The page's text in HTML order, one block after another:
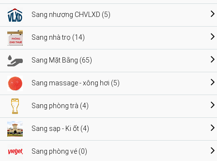
Sang nhượng CHVLXD (5)
Sang nhà trọ (14)
Sang Mặt Bằng (65)
Sang massage - xông hơi (5)
Sang phòng trà (4)
Sang sạp - Ki ốt (4)
Sang phòng vé (0)